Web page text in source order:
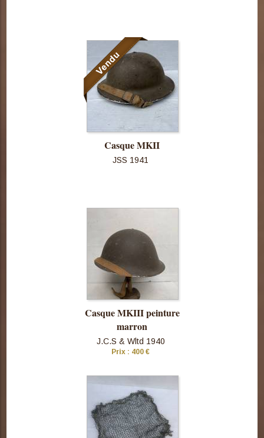
cette pièce
cette pièce
Casque MKII
JSS 1941
cette pièce
Casque MKIII peinture
marron
J.C.S & Wltd 1940
Prix : 400 €